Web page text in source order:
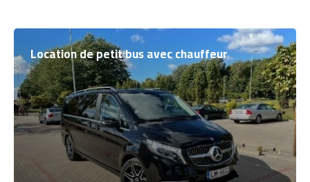
Location de petit bus avec chauffeur